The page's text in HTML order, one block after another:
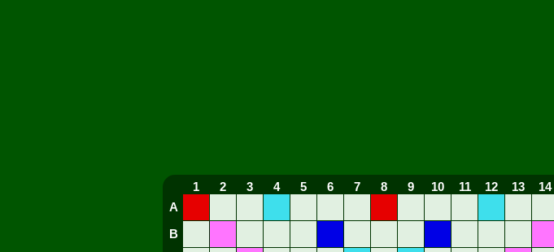
1 2 3 4 5 6 7 8 9 10 11 12 13 14
A
B